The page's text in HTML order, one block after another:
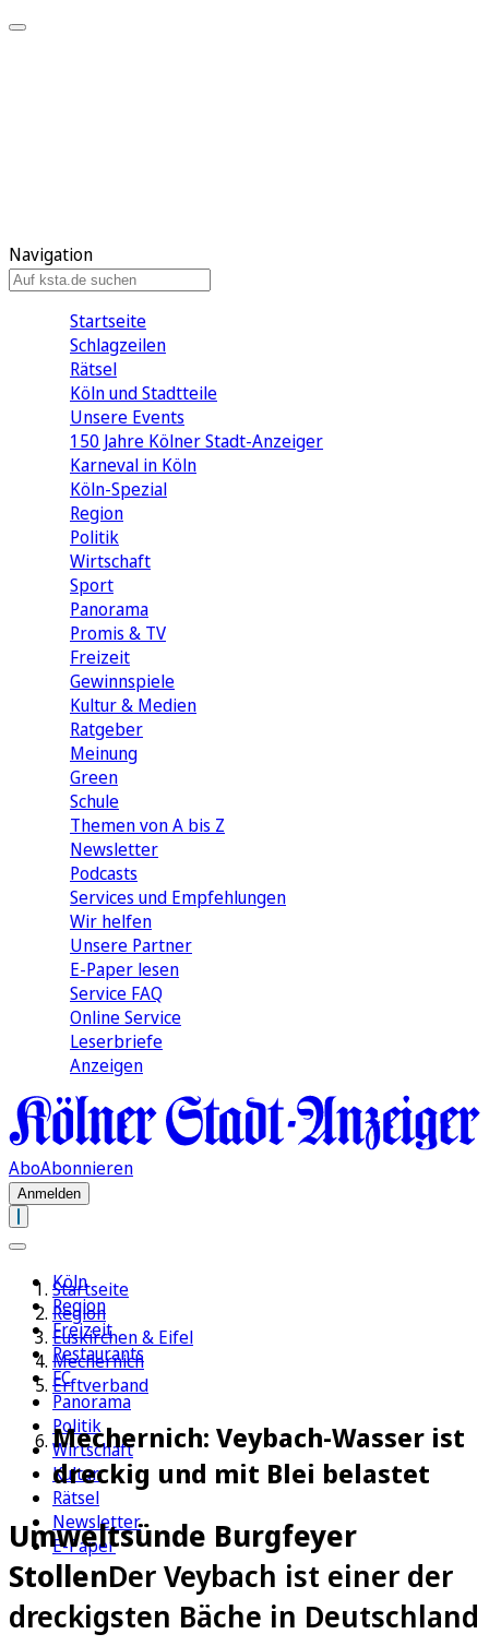
Navigation
Startseite
Schlagzeilen
Rätsel
Köln und Stadtteile
Unsere Events
150 Jahre Kölner Stadt-Anzeiger
Karneval in Köln
Köln-Spezial
Region
Politik
Wirtschaft
Sport
Panorama
Promis & TV
Freizeit
Gewinnspiele
Kultur & Medien
Ratgeber
Meinung
Green
Schule
Themen von A bis Z
Newsletter
Podcasts
Services und Empfehlungen
Wir helfen
Unsere Partner
E-Paper lesen
Service FAQ
Online Service
Leserbriefe
Anzeigen
AboAbonnieren
Anmelden
Köln
Region
Freizeit
Restaurants
FC
Panorama
Politik
Wirtschaft
Kultur
Rätsel
Newsletter
E-Paper
Startseite
Region
Euskirchen & Eifel
Mechernich
Erftverband
Mechernich: Veybach-Wasser ist
dreckig und mit Blei belastet
Umweltsünde Burgfeyer
StollenDer Veybach ist einer der
dreckigsten Bäche in Deutschland